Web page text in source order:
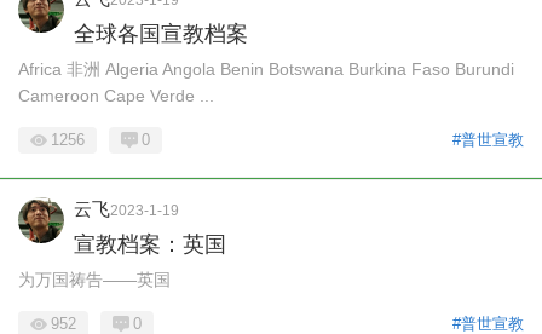
全球各国宣教档案
Africa 非洲 Algeria Angola Benin Botswana Burkina Faso Burundi
Cameroon Cape Verde ...
#普世宣教
1256 0
云飞2023-1-19
宣教档案：英国
为万国祷告——英国
#普世宣教
952 0